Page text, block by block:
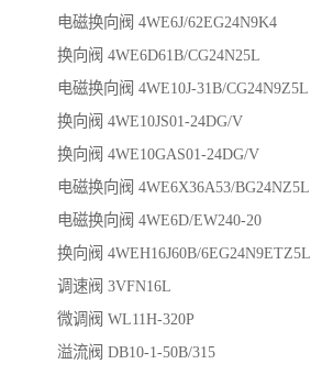
电磁换向阀 4WE6J/62EG24N9K4
换向阀 4WE6D61B/CG24N25L
电磁换向阀 4WE10J-31B/CG24N9Z5L
换向阀 4WE10JS01-24DG/V
换向阀 4WE10GAS01-24DG/V
电磁换向阀 4WE6X36A53/BG24NZ5L
电磁换向阀 4WE6D/EW240-20
换向阀 4WEH16J60B/6EG24N9ETZ5L
调速阀 3VFN16L
微调阀 WL11H-320P
溢流阀 DB10-1-50B/315